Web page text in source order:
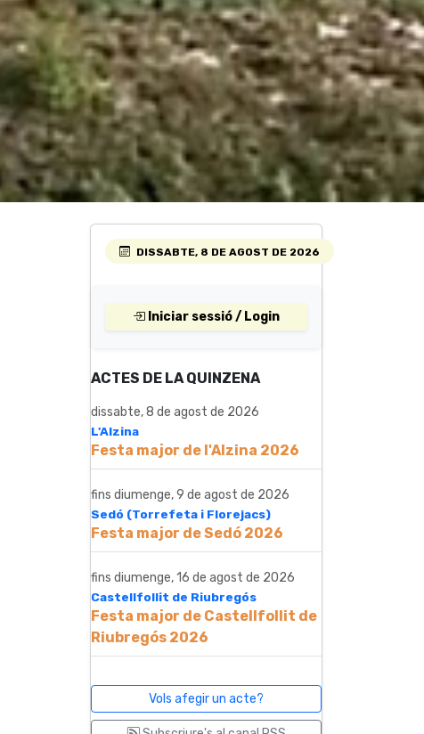
DISSABTE, 8 DE AGOST DE 2026
Iniciar sessió / Login
ACTES DE LA QUINZENA
dissabte, 8 de agost de 2026
L'Alzina
Festa major de l'Alzina 2026
fins diumenge, 9 de agost de 2026
Sedó (Torrefeta i Florejacs)
Festa major de Sedó 2026
fins diumenge, 16 de agost de 2026
Castellfollit de Riubregós
Festa major de Castellfollit de
Riubregós 2026
Vols afegir un acte?